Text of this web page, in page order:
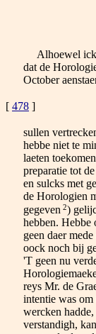
Alhoewel ick
dat de
October
[ 478 ]
sullen
hebbe niet te
laeten
preparatie tot
en sulcks met
de Horologien
gegeven 2)
hebben. Hebbe
geen daer
oock noch bij
'T geen nu
reys Mr. de
intentie was
wercken
verstandigh,